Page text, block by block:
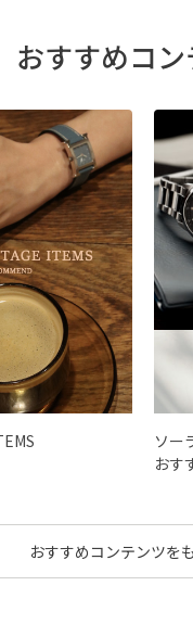
おすすめコ
ソー
おす
おすすめコンテンツを